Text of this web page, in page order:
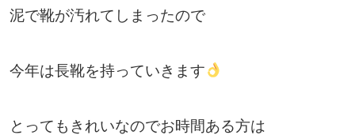
泥で靴が汚れてしまったので
今年は長靴を持っていきます
とってもきれいなのでお時間ある方は